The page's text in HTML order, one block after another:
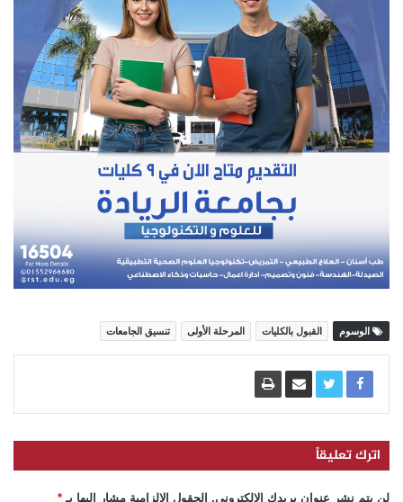
الوسوم القبول بالكليات المرحلة الأولى تنسيق الجامعات
اترك تعليقاً
لن يتم نشر عنوان بريدك الإلكتروني. الحقول الإلزامية مشار إليها بـ *